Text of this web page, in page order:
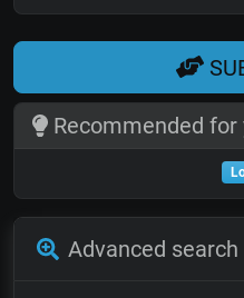
Recommended for
Advanced search